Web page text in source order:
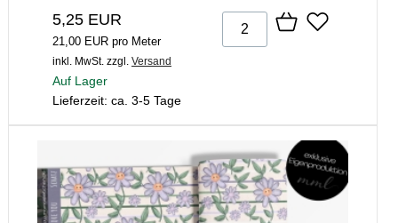
5,25 EUR
21,00 EUR pro Meter
inkl. MwSt. zzgl. Versand
Auf Lager
Lieferzeit: ca. 3-5 Tage